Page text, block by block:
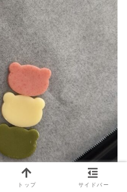
トップ サイドバー